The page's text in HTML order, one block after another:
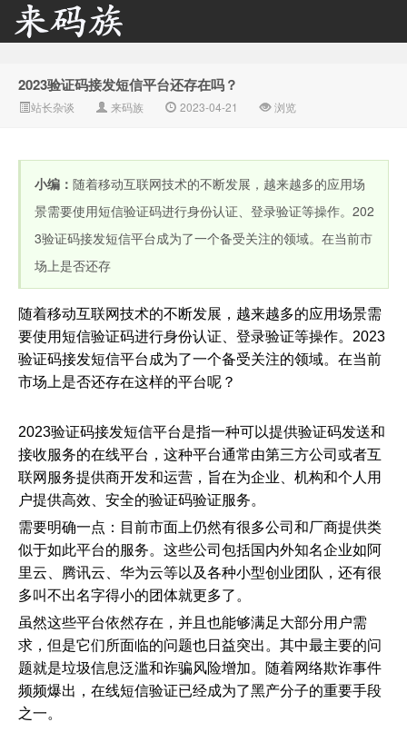
来码族 - 分享在线短信资
源接收资讯,手机短信验
证码网站
2023验证码接发短信平台还存在吗？
站长杂谈 来码族 2023-04-21 浏览
小编： 随着移动互联网技术的不断发展，越来越多的应用场
景需要使用短信验证码进行身份认证、登录验证等操作。202
3验证码接发短信平台成为了一个备受关注的领域。在当前市
场上是否还存
随着移动互联网技术的不断发展，越来越多的应用场景需
要使用短信验证码进行身份认证、登录验证等操作。2023
验证码接发短信平台成为了一个备受关注的领域。在当前
市场上是否还存在这样的平台呢？
2023验证码接发短信平台是指一种可以提供验证码发送和
接收服务的在线平台，这种平台通常由第三方公司或者互
联网服务提供商开发和运营，旨在为企业、机构和个人用
户提供高效、安全的验证码验证服务。
需要明确一点：目前市面上仍然有很多公司和厂商提供类
似于如此平台的服务。这些公司包括国内外知名企业如阿
里云、腾讯云、华为云等以及各种小型创业团队，还有很
多叫不出名字得小的团体就更多了。
虽然这些平台依然存在，并且也能够满足大部分用户需
求，但是它们所面临的问题也日益突出。其中最主要的问
题就是垃圾信息泛滥和诈骗风险增加。随着网络欺诈事件
频频爆出，在线短信验证已经成为了黑产分子的重要手段
之一。